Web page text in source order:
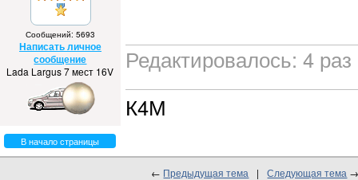
Сообщений: 5693
Написать личное
сообщение
Lada Largus 7 мест 16V
Редактировалось: 4
К4М
В начало страницы
← Предыдущая тема | Следующая тема